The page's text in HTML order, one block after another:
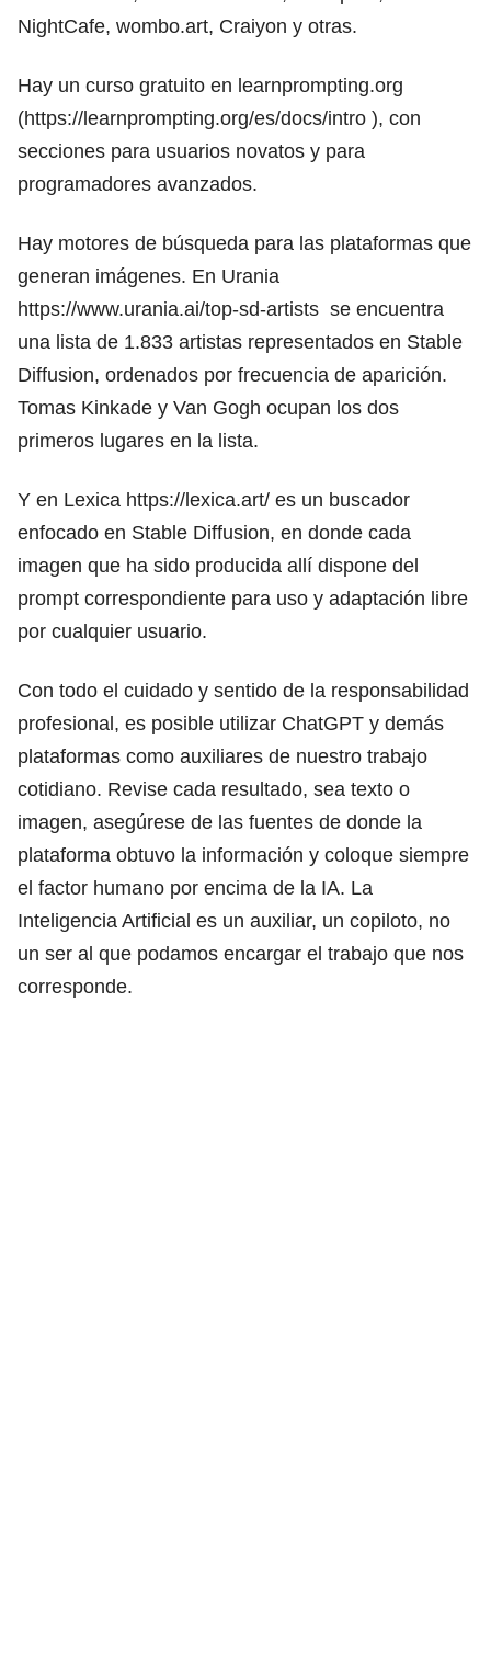
NightCafe, wombo.art, Craiyon y otras.
Hay un curso gratuito en learnprompting.org
(https://learnprompting.org/es/docs/intro ), con
secciones para usuarios novatos y para
programadores avanzados.
Hay motores de búsqueda para las plataformas que
generan imágenes. En Urania
https://www.urania.ai/top-sd-artists se encuentra
una lista de 1.833 artistas representados en Stable
Diffusion, ordenados por frecuencia de aparición.
Tomas Kinkade y Van Gogh ocupan los dos
primeros lugares en la lista.
Y en Lexica https://lexica.art/ es un buscador
enfocado en Stable Diffusion, en donde cada
imagen que ha sido producida allí dispone del
prompt correspondiente para uso y adaptación libre
por cualquier usuario.
Con todo el cuidado y sentido de la responsabilidad
profesional, es posible utilizar ChatGPT y demás
plataformas como auxiliares de nuestro trabajo
cotidiano. Revise cada resultado, sea texto o
imagen, asegúrese de las fuentes de donde la
plataforma obtuvo la información y coloque siempre
el factor humano por encima de la IA. La
Inteligencia Artificial es un auxiliar, un copiloto, no
un ser al que podamos encargar el trabajo que nos
corresponde.